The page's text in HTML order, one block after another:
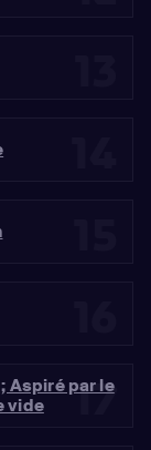
17
Aspiré par le
vide